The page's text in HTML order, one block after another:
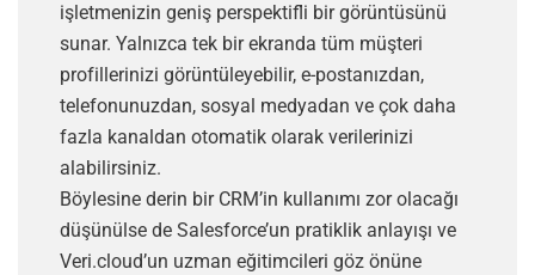
işletmenizin geniş perspektifli bir görüntüsünü
sunar. Yalnızca tek bir ekranda tüm müşteri
profillerinizi görüntüleyebilir, e-postanızdan,
telefonunuzdan, sosyal medyadan ve çok daha
fazla kanaldan otomatik olarak verilerinizi
alabilirsiniz.
Böylesine derin bir CRM’in kullanımı zor olacağı
düşünülse de Salesforce’un pratiklik anlayışı ve
Veri.cloud’un uzman eğitimcileri göz önüne